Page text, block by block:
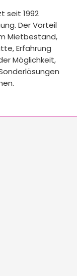
seit 1992
Der Vorteil
Mietbestand,
Erfahrung
Möglichkeit,